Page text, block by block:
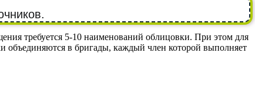
требуется 5-10 наименований облицовки. При этом для
в бригады, каждый член которой выполняет